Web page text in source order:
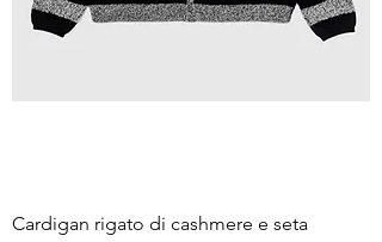
Cardigan rigato di cashmere e seta